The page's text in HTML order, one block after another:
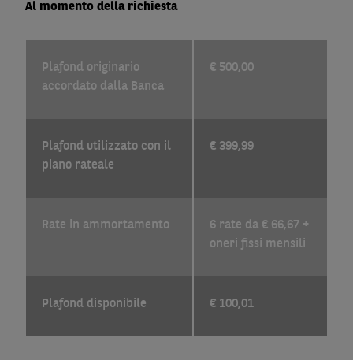
Al momento della richiesta
Plafond originario
accordato dalla Banca
€ 500,00
Plafond utilizzato con il
piano rateale
€ 399,99
Rate in ammortamento
6 rate da € 66,67 +
oneri fissi mensili
Plafond disponibile € 100,01